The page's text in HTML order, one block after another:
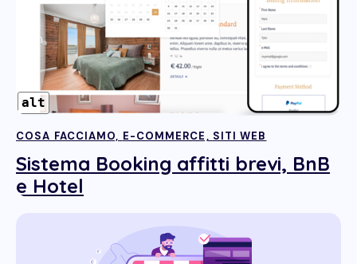
alt
Sistema Booking affitti brevi, BnB
e Hotel
COSA FACCIAMO, E-COMMERCE, SITI WEB